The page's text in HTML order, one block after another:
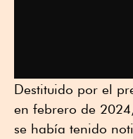
Destituido por el
en febrero de
se había tenido